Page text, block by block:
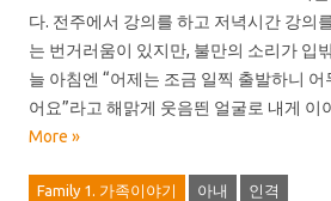
다. 전주에서 강의를 하고 저녁시간 강의
는 번거러움이 있지만, 불만의 소리가 입
늘 아침엔 “어제는 조금 일찍 출발하니
어요”라고 해맑게 웃음띈 얼굴로 내게
More »
Family 1. 가족이야기 아내 인격